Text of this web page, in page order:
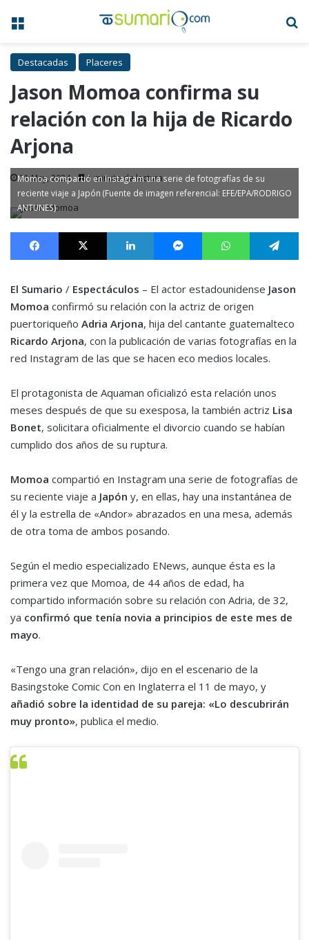
Menú
Destacadas Placeres
Jason Momoa confirma su
relación con la hija de Ricardo
Arjona
21 May, 2024 1 minuto de lectura
Momoa compartió en Instagram una serie de fotografías de su
reciente viaje a Japón (Fuente de imagen referencial: EFE/EPA/RODRIGO
ANTUNES)
Facebook X LinkedIn MessengerWhatsApp
El Sumario / Espectáculos – El actor estadounidense Jason
Momoa confirmó su relación con la actriz de origen
puertoriqueño Adria Arjona, hija del cantante guatemalteco
Ricardo Arjona, con la publicación de varias fotografías en la
red Instagram de las que se hacen eco medios locales.
El protagonista de Aquaman oficializó esta relación unos
meses después de que su exesposa, la también actriz Lisa
Bonet, solicitara oficialmente el divorcio cuando se habían
cumplido dos años de su ruptura.
Momoa compartió en Instagram una serie de fotografías de
su reciente viaje a Japón y, en ellas, hay una instantánea de
él y la estrella de «Andor» abrazados en una mesa, además
de otra toma de ambos posando.
Según el medio especializado ENews, aunque ésta es la
primera vez que Momoa, de 44 años de edad, ha
compartido información sobre su relación con Adria, de 32,
ya confirmó que tenía novia a principios de este mes de
mayo.
«Tengo una gran relación», dijo en el escenario de la
Basingstoke Comic Con en Inglaterra el 11 de mayo, y
añadió sobre la identidad de su pareja: «Lo descubrirán
muy pronto», publica el medio.